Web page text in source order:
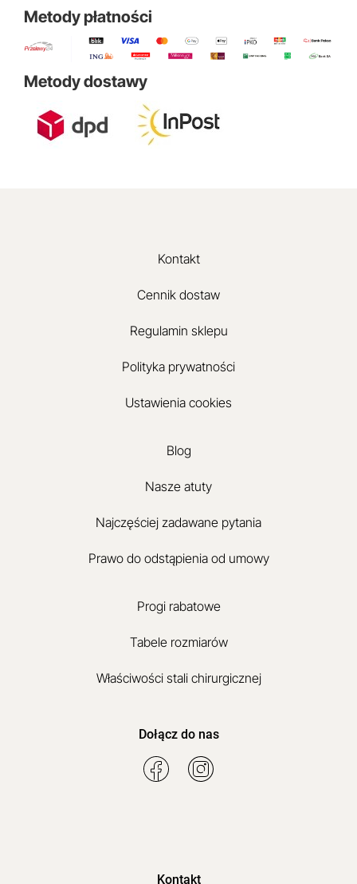
Metody płatności
Metody dostawy
Kontakt
Cennik dostaw
Regulamin sklepu
Polityka prywatności
Ustawienia cookies
Blog
Nasze atuty
Najczęściej zadawane pytania
Prawo do odstąpienia od umowy
Progi rabatowe
Tabele rozmiarów
Właściwości stali chirurgicznej
Dołącz do nas
Kontakt